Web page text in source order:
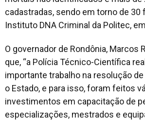
cadastradas, sendo em torno de 30
Instituto DNA Criminal da Politec,
O governador de Rondônia, Marcos
que, “a Polícia Técnico-Científica
importante trabalho na resolução
o Estado, e para isso, foram feitos
investimentos em capacitação de
especializações, mestrados e